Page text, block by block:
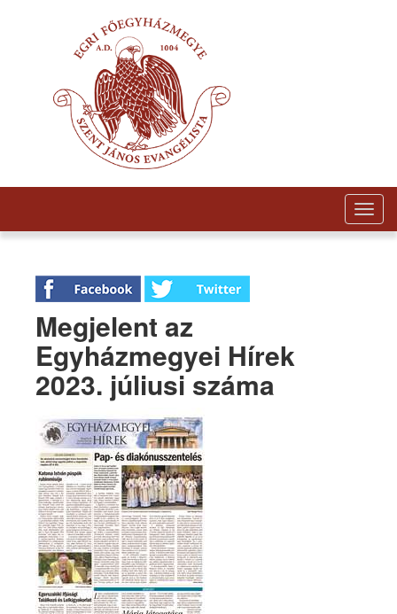
Megjelent az
Egyházmegyei Hírek
2023. júliusi száma